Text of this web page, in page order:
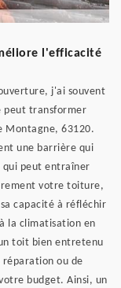
l'efficacité
j'ai souvent
peut transformer
Montagne, 63120.
une barrière qui
peut entraîner
votre toiture,
capacité à réfléchir
la climatisation en
toit bien entretenu
réparation ou de
budget. Ainsi, un